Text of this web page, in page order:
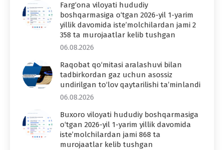
Farg‘ona viloyati hududiy
boshqarmasiga o‘tgan 2026-yil 1-yarim
yillik davomida iste’molchilardan jami 2
358 ta murojaatlar kelib tushgan
06.08.2026
Raqobat qo‘mitasi aralashuvi bilan
tadbirkordan gaz uchun asossiz
undirilgan to‘lov qaytarilishi ta’minlandi
06.08.2026
Buxoro viloyati hududiy boshqarmasiga
o‘tgan 2026-yil 1-yarim yillik davomida
iste’molchilardan jami 868 ta
murojaatlar kelib tushgan